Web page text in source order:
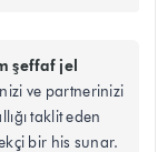
şeffaf jel
ve partnerinizi
taklit eden
bir his sunar.